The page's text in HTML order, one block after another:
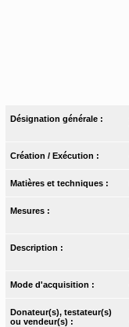
Désignation générale :
Création / Exécution :
Matières et techniques :
Mesures :
Description :
Mode d'acquisition :
Donateur(s), testateur(s)
ou vendeur(s) :